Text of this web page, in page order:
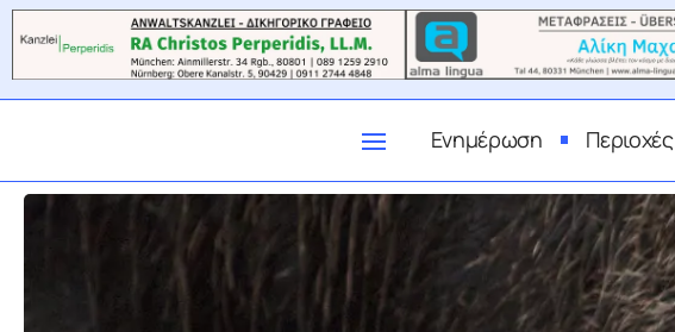
Ενημέρωση Περιοχές